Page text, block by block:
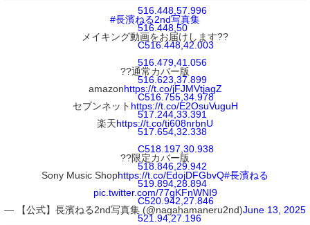
516.448,57.996
516.448,50
C516.448,42.003
516.479,41.056
516.623,37.899
C516.755,34.978
517.244,33.391
517.654,32.338
C518.197,30.938
518.846,29.942
519.894,28.894
C520.942,27.846
521.94,27.196
#長濱ねる2nd写真集
メイキング動画をお届けします??
??通常カバー版
amazonhttps://t.co/jFJMVtjagZ
セブンネット https://t.co/E2OsuVuguH
楽天https://t.co/ti608nrbnU
??限定カバー版
Sony Music Shophttps://t.co/EdojDFGbvQ#長濱ねる
pic.twitter.com/77gKFnWNI9
— 【公式】長濱ねる2nd写真集 (@nagahamaneru2nd)June 13, 2025